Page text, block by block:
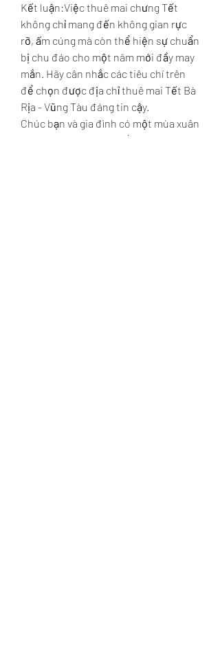
Kết luận:Việc thuê mai chưng Tết
không chỉ mang đến không gian rực
rỡ, ấm cúng mà còn thể hiện sự chuẩn
bị chu đáo cho một năm mới đầy may
mắn. Hãy cân nhắc các tiêu chí trên
để chọn được địa chỉ thuê mai Tết Bà
Rịa - Vũng Tàu đáng tin cậy.
Chúc bạn và gia đình có một mùa xuân
an khang, tràn ngập niềm vui bên